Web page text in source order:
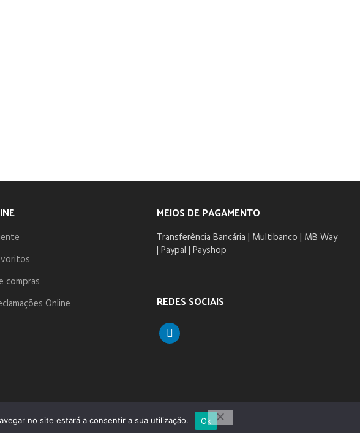
compras
Online
MEIOS DE PAGAMENTO
Transferência Bancária | Multibanco | MB Way
| Paypal | Payshop
REDES SOCIAIS
linkedin
no site estará a consentir a sua utilização. Ok